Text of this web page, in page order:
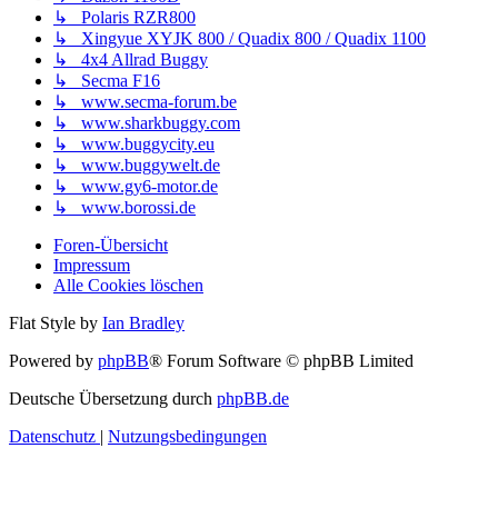
↳ Polaris RZR800
↳ Xingyue XYJK 800 / Quadix 800 / Quadix 1100
↳ 4x4 Allrad Buggy
↳ Secma F16
↳ www.secma-forum.be
↳ www.sharkbuggy.com
↳ www.buggycity.eu
↳ www.buggywelt.de
↳ www.gy6-motor.de
↳ www.borossi.de
Foren-Übersicht
Impressum
Alle Cookies löschen
Flat Style by Ian Bradley
Powered by phpBB® Forum Software © phpBB Limited
Deutsche Übersetzung durch phpBB.de
Datenschutz | Nutzungsbedingungen